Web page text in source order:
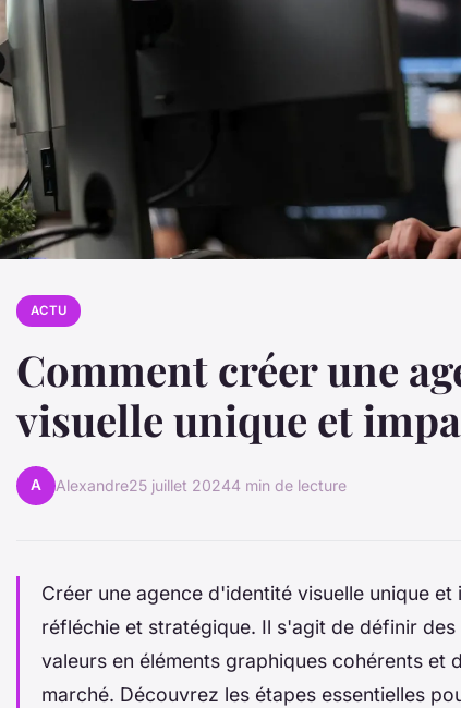
ACTU
Comment créer une
visuelle unique et
A Alexandre25 juillet 20244 min de lecture
Créer une agence d'identité visuelle unique
réfléchie et stratégique. Il s'agit de définir
valeurs en éléments graphiques cohérents et
marché. Découvrez les étapes essentielles